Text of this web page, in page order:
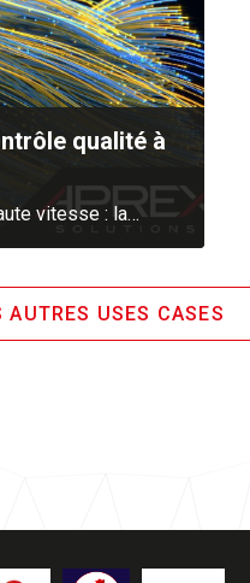
qualité à
vitesse : la…
USES CASES